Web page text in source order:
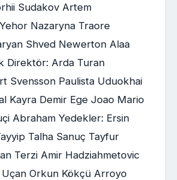
Sudakov Artem
Nazaryna Traore
Shved Newerton Alaa
Direktör: Arda Turan
Svensson Paulista Uduokhai
Kayra Demir Ege Joao Mario
Abraham Yedekler: Ersin
Talha Sanuç Tayfur
Terzi Amir Hadziahmetovic
Uçan Orkun Kökçü Arroyo